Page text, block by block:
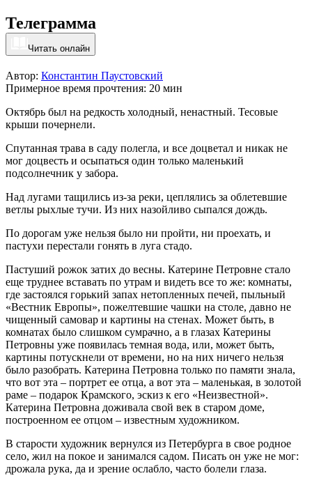
Телеграмма
Читать онлайн
Автор: Константин Паустовский
Примерное время прочтения: 20 мин
Октябрь был на редкость холодный, ненастный. Тесовые
крыши почернели.
Спутанная трава в саду полегла, и все доцветал и никак не
мог доцвесть и осыпаться один только маленький
подсолнечник у забора.
Над лугами тащились из-за реки, цеплялись за облетевшие
ветлы рыхлые тучи. Из них назойливо сыпался дождь.
По дорогам уже нельзя было ни пройти, ни проехать, и
пастухи перестали гонять в луга стадо.
Пастуший рожок затих до весны. Катерине Петровне стало
еще труднее вставать по утрам и видеть все то же: комнаты,
где застоялся горький запах нетопленных печей, пыльный
«Вестник Европы», пожелтевшие чашки на столе, давно не
чищенный самовар и картины на стенах. Может быть, в
комнатах было слишком сумрачно, а в глазах Катерины
Петровны уже появилась темная вода, или, может быть,
картины потускнели от времени, но на них ничего нельзя
было разобрать. Катерина Петровна только по памяти знала,
что вот эта – портрет ее отца, а вот эта – маленькая, в золотой
раме – подарок Крамского, эскиз к его «Неизвестной».
Катерина Петровна доживала свой век в старом доме,
построенном ее отцом – известным художником.
В старости художник вернулся из Петербурга в свое родное
село, жил на покое и занимался садом. Писать он уже не мог:
дрожала рука, да и зрение ослабло, часто болели глаза.